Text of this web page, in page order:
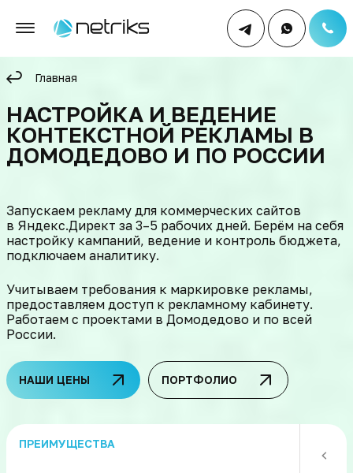
Главная
НАСТРОЙКА И ВЕДЕНИЕ
КОНТЕКСТНОЙ РЕКЛАМЫ В
ДОМОДЕДОВО И ПО РОССИИ
Запускаем рекламу для коммерческих сайтов
в Яндекс.Директ за 3–5 рабочих дней. Берём на себя
настройку кампаний, ведение и контроль бюджета,
подключаем аналитику.
Учитываем требования к маркировке рекламы,
предоставляем доступ к рекламному кабинету.
Работаем с проектами в Домодедово и по всей
России.
НАШИ ЦЕНЫ ПОРТФОЛИО
ПРЕИМУЩЕСТВА